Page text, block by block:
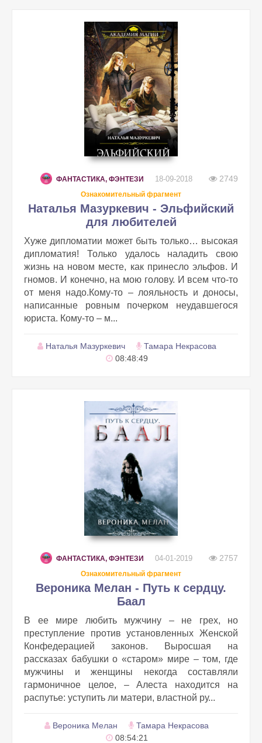
ФАНТАСТИКА, ФЭНТЕЗИ 18-09-2018 2749
Ознакомительный фрагмент
Наталья Мазуркевич - Эльфийский
для любителей
Хуже дипломатии может быть только… высокая
дипломатия! Только удалось наладить свою
жизнь на новом месте, как принесло эльфов. И
гномов. И конечно, на мою голову. И всем что-то
от меня надо.Кому-то – лояльность и доносы,
написанные ровным почерком неудавшегося
юриста. Кому-то – м...
Наталья Мазуркевич
Тамара Некрасова
08:48:49
ФАНТАСТИКА, ФЭНТЕЗИ 04-01-2019 2757
Ознакомительный фрагмент
Вероника Мелан - Путь к сердцу.
Баал
В ее мире любить мужчину – не грех, но
преступление против установленных Женской
Конфедерацией законов. Выросшая на
рассказах бабушки о «старом» мире – том, где
мужчины и женщины некогда составляли
гармоничное целое, – Алеста находится на
распутье: уступить ли матери, властной ру...
Вероника Мелан
Тамара Некрасова
08:54:21